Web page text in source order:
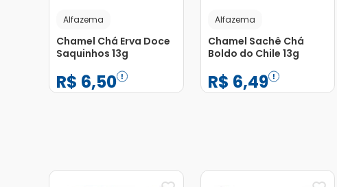
Alfazema
Chamel Chá Erva Doce
Saquinhos 13g
R$ 6,50
Alfazema
Chamel Sachê Chá
Boldo do Chile 13g
R$ 6,49